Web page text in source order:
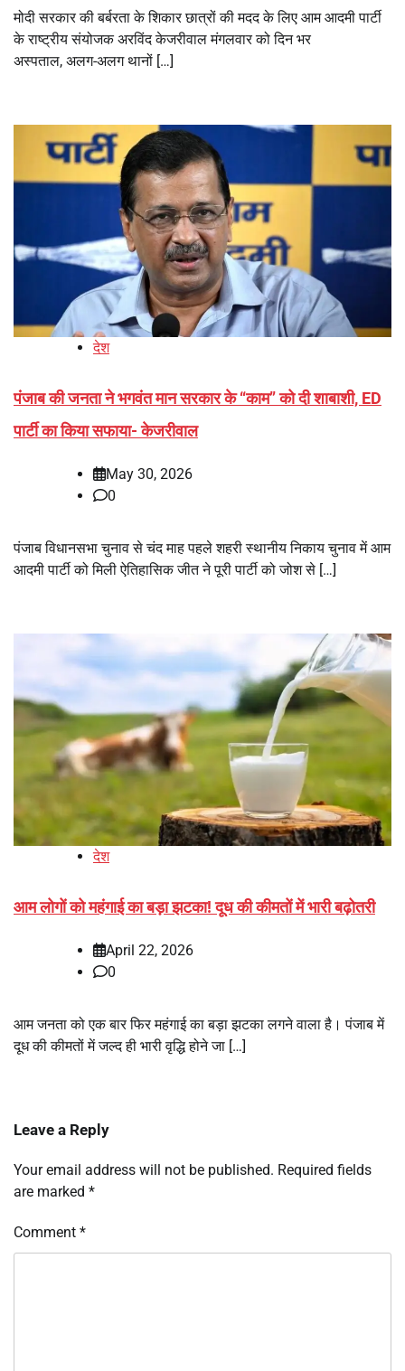
मोदी सरकार की बर्बरता के शिकार छात्रों की मदद के लिए आम आदमी पार्टी
के राष्ट्रीय संयोजक अरविंद केजरीवाल मंगलवार को दिन भर
अस्पताल, अलग-अलग थानों […]
देश
पंजाब की जनता ने भगवंत मान सरकार के ‘‘काम’’ को दी शाबाशी, ED
पार्टी का किया सफाया- केजरीवाल
May 30, 2026
0
पंजाब विधानसभा चुनाव से चंद माह पहले शहरी स्थानीय निकाय चुनाव में आम
आदमी पार्टी को मिली ऐतिहासिक जीत ने पूरी पार्टी को जोश से […]
देश
आम लोगों को महंगाई का बड़ा झटका! दूध की कीमतों में भारी बढ़ोतरी
April 22, 2026
0
आम जनता को एक बार फिर महंगाई का बड़ा झटका लगने वाला है। पंजाब में
दूध की कीमतों में जल्द ही भारी वृद्धि होने जा […]
Leave a Reply
Your email address will not be published. Required fields
are marked *
Comment *